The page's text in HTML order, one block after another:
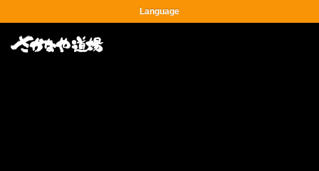
Language